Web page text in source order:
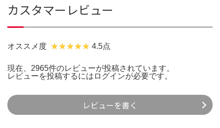
カスタマーレビュー
オススメ度 4.5点
現在、2965件のレビューが投稿されています。
レビューを投稿するには ログインが必要です。
レビューを書く